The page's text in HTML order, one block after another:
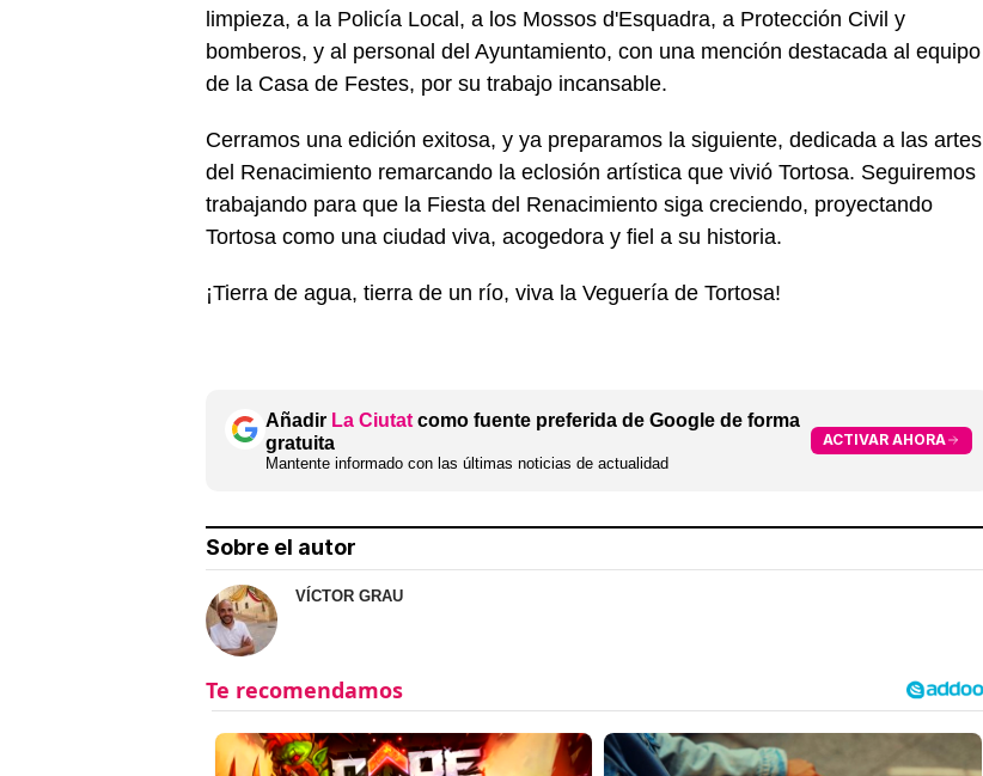
limpieza, a la Policía Local, a los Mossos d'Esquadra, a Protección Civil y
bomberos, y al personal del Ayuntamiento, con una mención destacada al equipo
de la Casa de Festes, por su trabajo incansable.
Cerramos una edición exitosa, y ya preparamos la siguiente, dedicada a las artes
del Renacimiento remarcando la eclosión artística que vivió Tortosa. Seguiremos
trabajando para que la Fiesta del Renacimiento siga creciendo, proyectando
Tortosa como una ciudad viva, acogedora y fiel a su historia.
¡Tierra de agua, tierra de un río, viva la Veguería de Tortosa!
Añadir La Ciutat como fuente preferida de Google de forma
gratuita
Mantente informado con las últimas noticias de actualidad
ACTIVAR AHORA
Sobre el autor
VÍCTOR GRAU